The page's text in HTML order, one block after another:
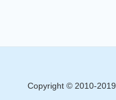
Copyright © 2010-2019